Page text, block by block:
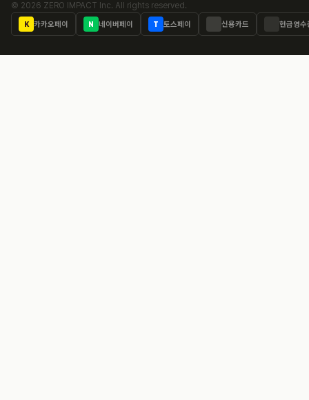
© 2026 ZERO IMPACT Inc. All rights reserved.
K 카카오페이 N 네이버페이 T 토스페이 신용카드 현금영수